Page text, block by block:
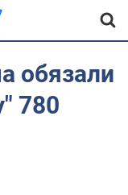
обязали
780